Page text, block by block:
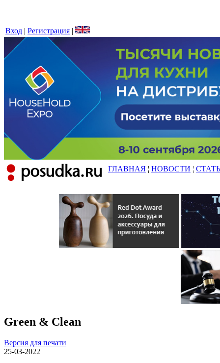
Вход | Регистрация |
ГЛАВНАЯ ¦ НОВОСТИ ¦
Green & Clean
Версия для печати
25-03-2022